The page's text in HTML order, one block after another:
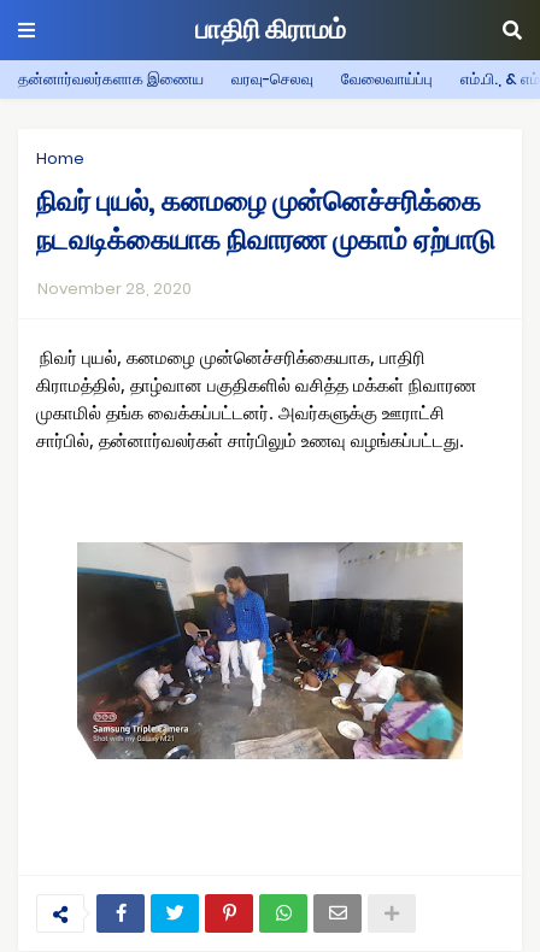
பாதிரி கிராமம்
தன்னார்வலர்களாக இணைய வரவு-செலவு வேலைவாய்ப்பு எம்.பி., &
Home
நிவர் புயல், கனமழை முன்னெச்சரிக்கை
நடவடிக்கையாக நிவாரண முகாம் ஏற்பாடு
November 28, 2020
நிவர் புயல், கனமழை முன்னெச்சரிக்கையாக, பாதிரி
கிராமத்தில், தாழ்வான பகுதிகளில் வசித்த மக்கள் நிவாரண
முகாமில் தங்க வைக்கப்பட்டனர். அவர்களுக்கு ஊராட்சி
சார்பில், தன்னார்வலர்கள் சார்பிலும் உணவு வழங்கப்பட்டது.